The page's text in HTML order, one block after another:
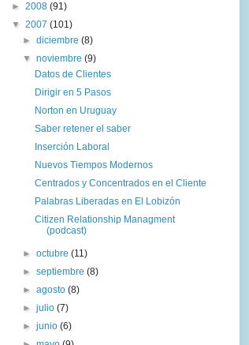
► 2008 (91)
▼ 2007 (101)
►diciembre(8)
▼noviembre(9)
Datos de Clientes
Dirigir en 5 Pasos
Norton en Uruguay
Saber retener el saber
Inserción Laboral
Nuevos Tiempos Modernos
Centrados y Concentrados en el Cliente
Palabras Liberadas en El Lobizón
Citizen Relationship Managment
(podcast)
►octubre(11)
►septiembre(8)
►agosto(8)
►julio(7)
►junio(6)